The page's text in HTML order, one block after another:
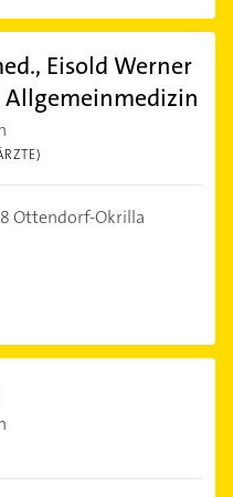
Eisold Werner
Allgemeinmedizin
Ottendorf-Okrilla